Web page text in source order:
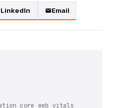
LinkedIn Email
core web vitals